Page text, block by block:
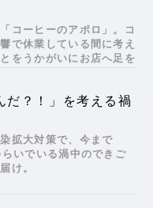
コーヒーのアポロ」。コ
で休業している間に考え
をうかがいにお店へ足を
だ？！」を考える禍
拡大対策で、今まで
いでいる渦中のできご
け。